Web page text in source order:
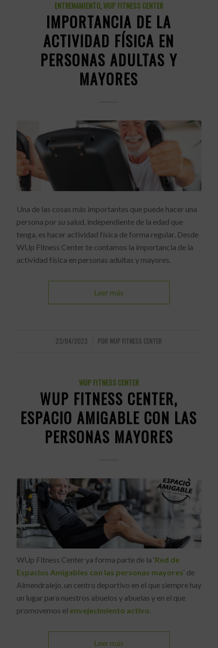
ENTRENAMIENTO,WUP FITNESS CENTER
IMPORTANCIA DE LA
ACTIVIDAD FÍSICA EN
PERSONAS ADULTAS Y
MAYORES
Una de las cosas más importantes que puede hacer una
persona por su salud, independiente de la edad que
tenga, es hacer actividad física de forma regular. Desde
WUp Fitness Center te contamos la importancia de la
actividad física en personas adultas y mayores.
Leer más
23/04/2023
/ POR WUP FITNESS CENTER
WUP FITNESS CENTER
WUP FITNESS CENTER,
ESPACIO AMIGABLE CON LAS
PERSONAS MAYORES
WUp Fitness Center ya forma parte de la ‘Red de
Espacios Amigables con las personas mayores‘ de
Almendralejo, un centro deportivo en el que siempre hay
un lugar para nuestros abuelos y abuelas y en el que
promovemos el envejecimiento activo.
Leer más